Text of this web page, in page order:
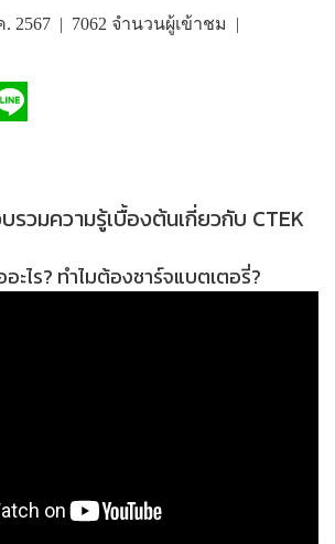
. 2567 | 7062 จำนวนผู้เข้าชม |
รวมความรู้เบื้องต้นเกี่ยวกับ CTEK
อะไร? ทำไมต้องชาร์จแบตเตอรี่?